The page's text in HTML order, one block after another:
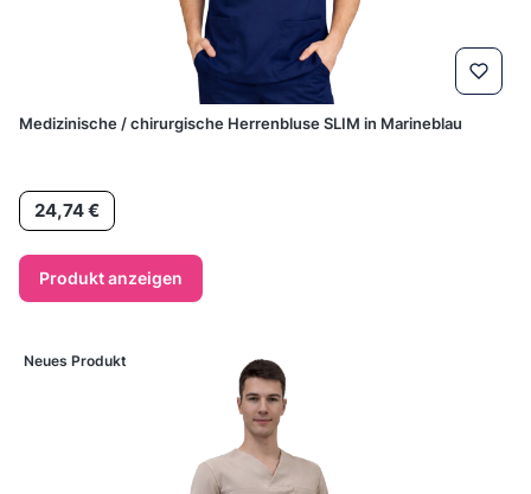
Medizinische / chirurgische Herrenbluse SLIM in Marineblau
Preis
24,74 €
Produkt anzeigen
Neues Produkt